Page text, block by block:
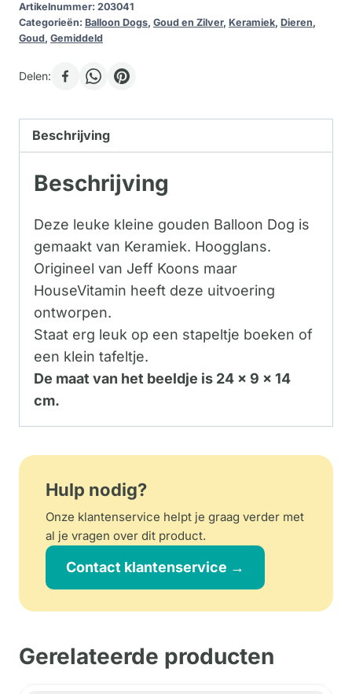
Artikelnummer: 203041
Categorieën: Balloon Dogs, Goud en Zilver, Keramiek, Dieren,
Goud, Gemiddeld
Delen:
Beschrijving
Beschrijving
Deze leuke kleine gouden Balloon Dog is
gemaakt van Keramiek. Hoogglans.
Origineel van Jeff Koons maar
HouseVitamin heeft deze uitvoering
ontworpen.
Staat erg leuk op een stapeltje boeken of
een klein tafeltje.
De maat van het beeldje is 24 x 9 x 14
cm.
Hulp nodig?
Onze klantenservice helpt je graag verder met
al je vragen over dit product.
Contact klantenservice →
Gerelateerde producten